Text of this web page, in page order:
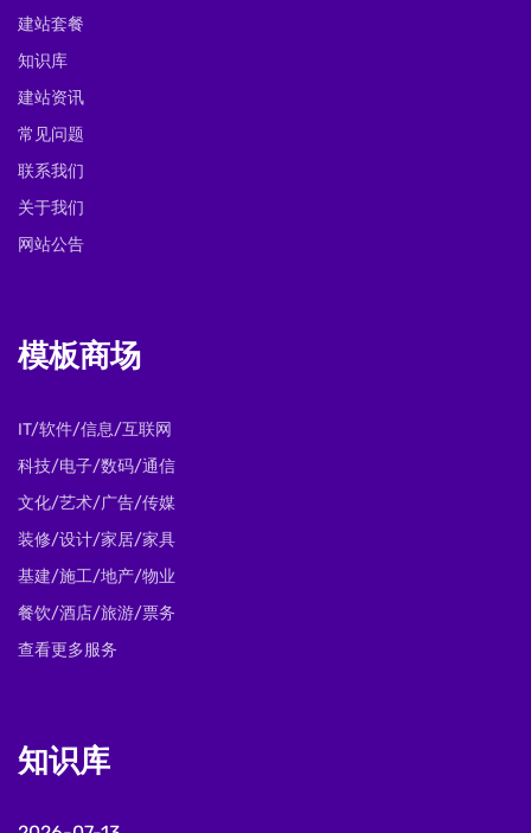
建站套餐
知识库
建站资讯
常见问题
联系我们
关于我们
网站公告
模板商场
IT/软件/信息/互联网
科技/电子/数码/通信
文化/艺术/广告/传媒
装修/设计/家居/家具
基建/施工/地产/物业
餐饮/酒店/旅游/票务
查看更多服务
知识库